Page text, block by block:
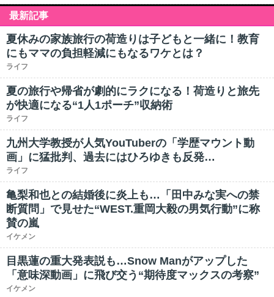
最新記事
夏休みの家族旅行の荷造りは子どもと一緒に！教育
にもママの負担軽減にもなるワケとは？
ライフ
夏の旅行や帰省が劇的にラクになる！荷造りと旅先
が快適になる“1人1ポーチ”収納術
ライフ
九州大学教授が人気YouTuberの「学歴マウント動
画」に猛批判、過去にはひろゆきも反発…
ライフ
亀梨和也との結婚後に炎上も…「田中みな実への禁
断質問」で見せた“WEST.重岡大毅の男気行動”に称
賛の嵐
イケメン
目黒蓮の重大発表説も…Snow Manがアップした
「意味深動画」に飛び交う“期待度マックスの考察”
イケメン